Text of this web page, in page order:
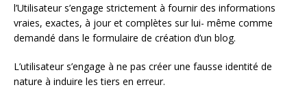
l’Utilisateur s’engage strictement à fournir des informations
vraies, exactes, à jour et complètes sur lui- même comme
demandé dans le formulaire de création d’un blog.
L’utilisateur s’engage à ne pas créer une fausse identité de
nature à induire les tiers en erreur.